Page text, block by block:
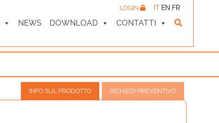
NEWS DOWNLOAD CONTATTI
LOGIN IT EN FR
INFO SUL PRODOTTO RICHIEDI PREVENTIVO